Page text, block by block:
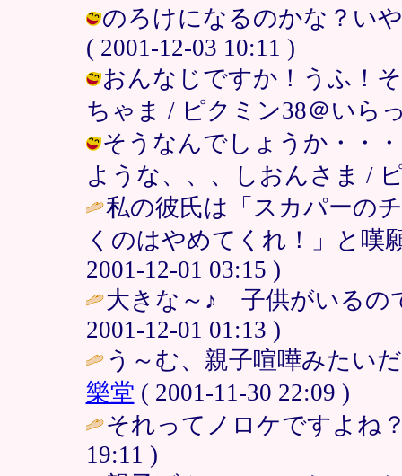
のろけになるのかな？い
( 2001-12-03 10:11 )
おんなじですか！うふ！
ちゃま / ピクミン38＠いら
そうなんでしょうか・・
ような、、、しおんさま /
私の彼氏は「スカパーの
くのはやめてくれ！」と嘆
2001-12-01 03:15 )
大きな～♪ 子供がいる
2001-12-01 01:13 )
う～む、親子喧嘩みたい
樂堂 ( 2001-11-30 22:09 )
それってノロケですよね
19:11 )